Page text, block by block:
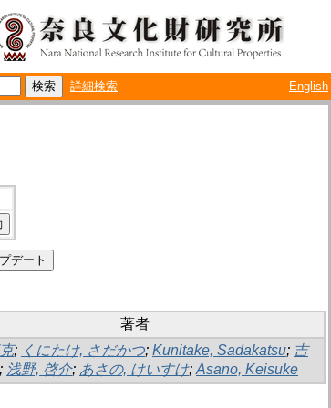
詳細検索 English
著者
; くにたけ, さだかつ; Kunitake, Sadakatsu; 吉
; 浅野, 啓介; あさの, けいすけ; Asano, Keisuke